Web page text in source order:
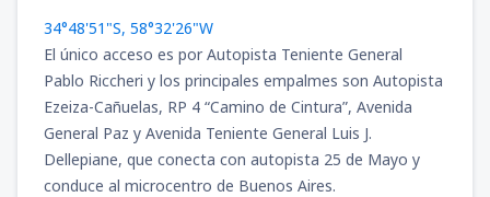
34°48'51"S, 58°32'26"W
El único acceso es por Autopista Teniente General
Pablo Riccheri y los principales empalmes son Autopista
Ezeiza-Cañuelas, RP 4 “Camino de Cintura”, Avenida
General Paz y Avenida Teniente General Luis J.
Dellepiane, que conecta con autopista 25 de Mayo y
conduce al microcentro de Buenos Aires.